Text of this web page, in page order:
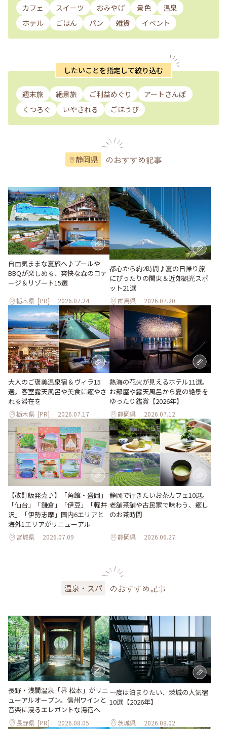
カフェ スイーツ おみやげ 景色
温泉
ホテル
ごはん パン 雑貨 イベント
したいことを指定して絞り込む
週末旅 絶景旅 ご利益めぐり
アートさんぽ
くつろぐ
いやされる ごほうび
静岡県 のおすすめ記事
自由気ままな夏旅へ♪プールや
BBQが楽しめる、爽快な森のコテ
ージ＆リゾート15選
栃木県 [PR] 2026.07.24
都心から約2時間♪夏の日帰り旅
にぴったりの関東＆近郊観光スポ
ット21選
群馬県 2026.07.20
大人のご褒美温泉宿＆ヴィラ15
選。客室露天風呂や美食に癒やさ
れる滞在を
栃木県 [PR] 2026.07.17
熱海の花火が見えるホテル11選。
お部屋や露天風呂から夏の絶景を
ゆったり鑑賞【2026年】
静岡県 2026.07.12
【改訂版発売♪】「角館・盛岡」
「仙台」「鎌倉」「伊豆」「軽井
沢」「伊勢志摩」国内6エリアと
海外1エリアがリニューアル
宮城県 2026.07.09
静岡で行きたいお茶カフェ10選。
老舗茶舗や古民家で味わう、癒し
のお茶時間
静岡県 2026.06.27
温泉・スパ のおすすめ記事
長野・浅間温泉「界 松本」がリニ
ューアルオープン。信州ワインと
音楽に浸るエレガントな湯宿へ
長野県 [PR] 2026.08.05
一度は泊まりたい、茨城の人気宿
10選【2026年】
茨城県 2026.08.02